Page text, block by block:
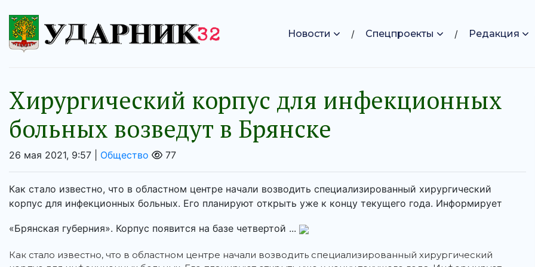
Новости Спецпроекты Редакция
Хирургический корпус для инфекционных
больных возведут в Брянске
26 мая 2021, 9:57 | Общество 77
Как стало известно, что в областном центре начали возводить специализированный хирургический
корпус для инфекционных больных. Его планируют открыть уже к концу текущего года. Информирует
«Брянская губерния». Корпус появится на базе четвертой ...
Как стало известно, что в областном центре начали возводить специализированный хирургический